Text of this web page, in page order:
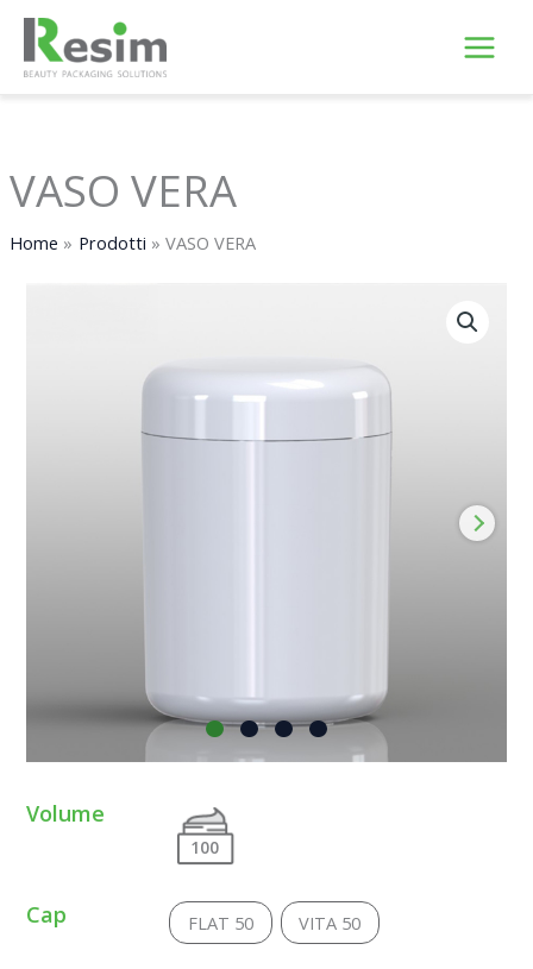
contenuto
VASO VERA
Home Prodotti VASO VERA
Volume
100
Cap FLAT 50 VITA 50